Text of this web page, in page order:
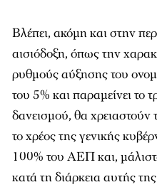
Βλέπει, ακόμη και στην
αισιόδοξη, όπως την
ρυθμούς αύξησης του
του 5% και παραμείνει το
δανεισμού, θα χρειαστούν
το χρέος της γενικής
100% του ΑΕΠ και,
κατά τη διάρκεια αυτής